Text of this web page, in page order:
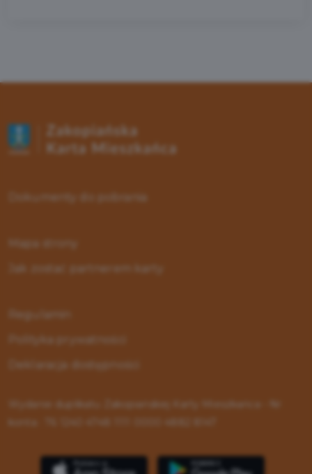
Dokumenty do pobrania
Mapa strony
Jak zostać partnerem karty
Regulamin
Polityka prywatności
Deklaracja dostępności
Wydanie duplikatu Zakopiańskiej Karty Mieszkańca - Nr